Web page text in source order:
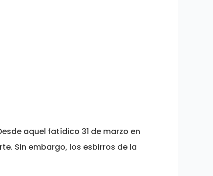
aquel fatídico 31 de marzo en
Sin embargo, los esbirros de la